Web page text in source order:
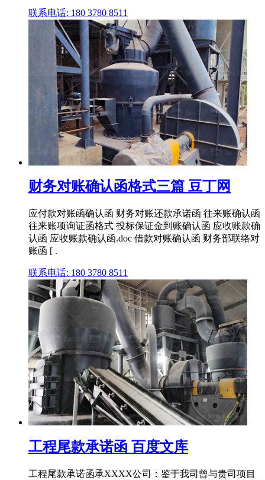
联系电话: 180 3780 8511
财务对账确认函格式三篇 豆丁网
应付款对账函确认函 财务对账还款承诺函 往来账确认函
往来账项询证函格式 投标保证金到账确认函 应收账款确
认函 应收账款确认函.doc 借款对账确认函 财务部联络对
账函 [ .
联系电话: 180 3780 8511
工程尾款承诺函 百度文库
工程尾款承诺函承XXXX公司：鉴于我司曾与贵司项目